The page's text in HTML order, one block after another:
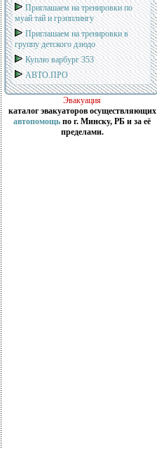
Приглашаем на тренировки по
муай тай и грэпплингу
Приглашаем на тренировки в
группу детского дзюдо
Куплю варбург 353
АВТО.ПРО
Эвакуация
каталог эвакуаторов осуществляющих
автопомощь по г. Минску, РБ и за её
пределами.